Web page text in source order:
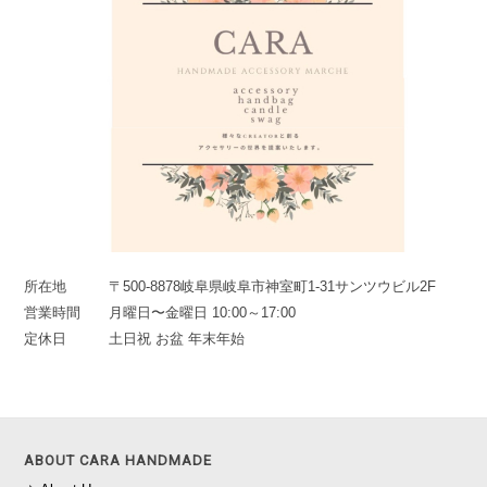
所在地
〒500-8878岐阜県岐阜市神室町1-31サンツウビル2F
営業時間
月曜日〜金曜日 10:00～17:00
定休日
土日祝 お盆 年末年始
ABOUT CARA HANDMADE